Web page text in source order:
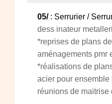
05/: Serrurier /
dess inateur
*reprises de plans
aménagements pmr
*réalisations de
acier pour ensemble
réunions de maitrise